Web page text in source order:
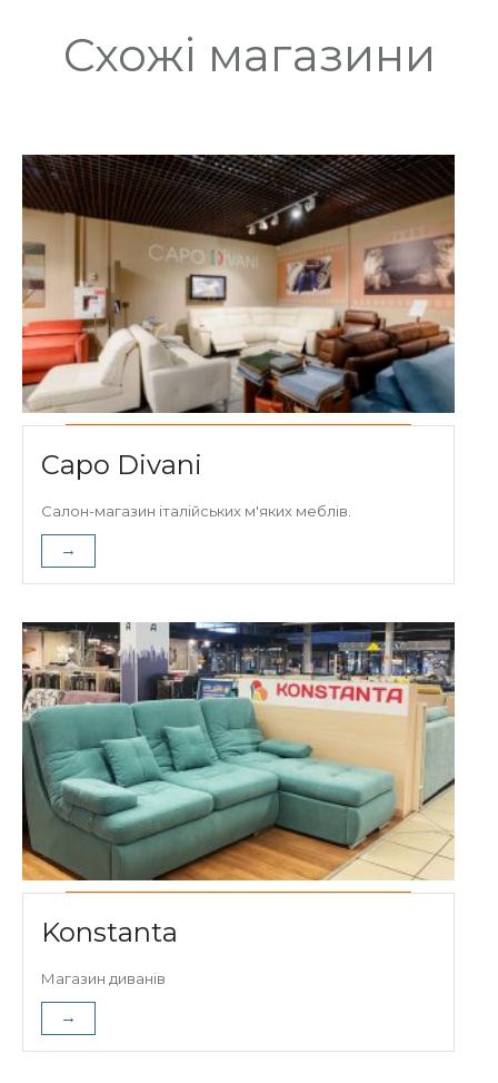
Схожі магазини
Capo Divani
Салон-магазин італійських м'яких меблів.
→
Konstanta
Магазин диванів
→